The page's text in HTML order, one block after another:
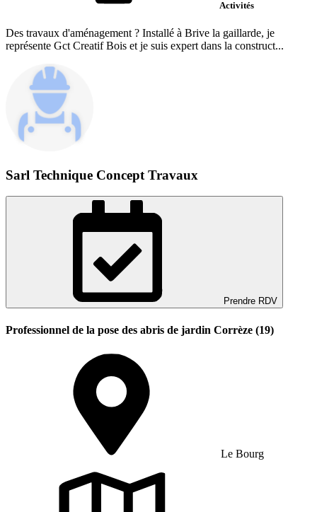
Activités
Des travaux d'aménagement ? Installé à Brive la gaillarde, je
représente Gct Creatif Bois et je suis expert dans la construct...
Sarl Technique Concept Travaux
Prendre RDV
Professionnel de la pose des abris de jardin Corrèze (19)
Le Bourg